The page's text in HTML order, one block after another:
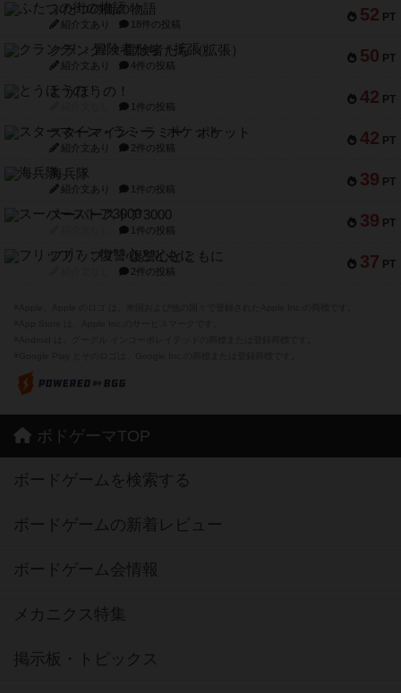
52 PT
ふたつの街の物語
紹介文あり 18件の投稿
50 PT
クランク! ：冒険者たち（拡張）
紹介文あり 4件の投稿
42 PT
とうほうの！
1件の投稿
42 PT
スターマイン・ラミー ポケット
紹介文あり 2件の投稿
39 PT
海兵隊
紹介文あり 1件の投稿
39 PT
スーパーストア3000
1件の投稿
37 PT
フリップ７：復讐心とともに
2件の投稿
ボドゲーマTOP
ボードゲームを検索する
ボードゲームの新着レビュー
ボードゲーム会情報
メカニクス特集
掲示板・トピックス